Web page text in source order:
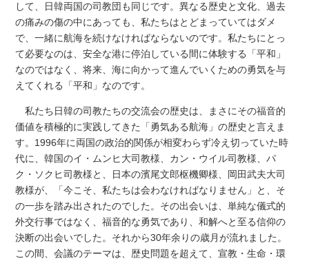
して、日韓両国の司教団も同じです。異なる歴史と文化、過去
の痛みの傷の中にあっても、私たちはとどまっていてはダメ
で、一緒に航海を続けなければならないのです。私たちにとっ
て必要なのは、安全な港に停泊している間に体験する「平和」
なのではなく、将来、海に向かって進んでいくための勇気を与
えてくれる「平和」なのです。
私たち日韓の司教たちの交流会の歴史は、まさにその福音的
価値を積極的に実践してきた「勇気ある航海」の歴史と言えま
す。1996年に両国の政治的関係が相変わらず冷え切っていた時
代に、韓国のイ・ムンヒ大司教様、カン・ウイル司教様、パ
ク・ソクヒ司教様と、日本の濱尾文郎枢機卿様、岡田武夫大司
教様が、「今こそ、私たちは会わなければなりません」と、そ
の一歩を踏み出されたのでした。その出会いは、単純な儀式的
外交行事ではなく、福音的な勇気であり、和解へと至る信仰の
決断の出会いでした。それから30年余りの歳月が流れました。
この間、会議のテーマは、歴史問題を超えて、宣教・生命・環